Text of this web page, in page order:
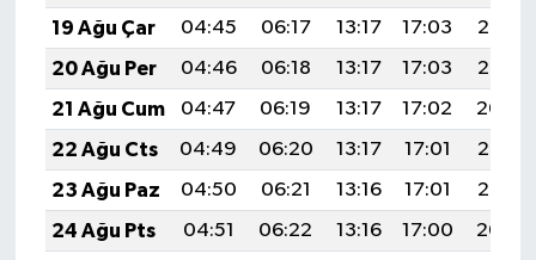
19 Ağu Çar
04:45 06:17 13:17 17:03
20:07
20 Ağu Per
04:46 06:18 13:17 17:03
20:06
21 Ağu Cum
04:47 06:19 13:17 17:02
20:04
22 Ağu Cts
04:49 06:20 13:17 17:01
20:03
23 Ağu Paz
04:50 06:21 13:16 17:01
20:02
24 Ağu Pts
04:51 06:22 13:16 17:00
20:00